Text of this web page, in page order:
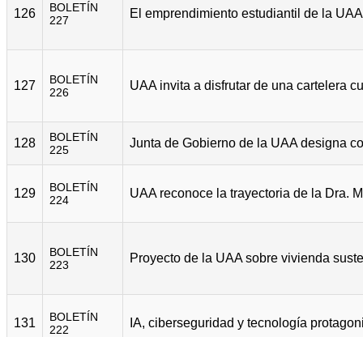
126
BOLETÍN
227
127
BOLETÍN
226
128
BOLETÍN
225
129
BOLETÍN
224
130
BOLETÍN
223
131
BOLETÍN
222